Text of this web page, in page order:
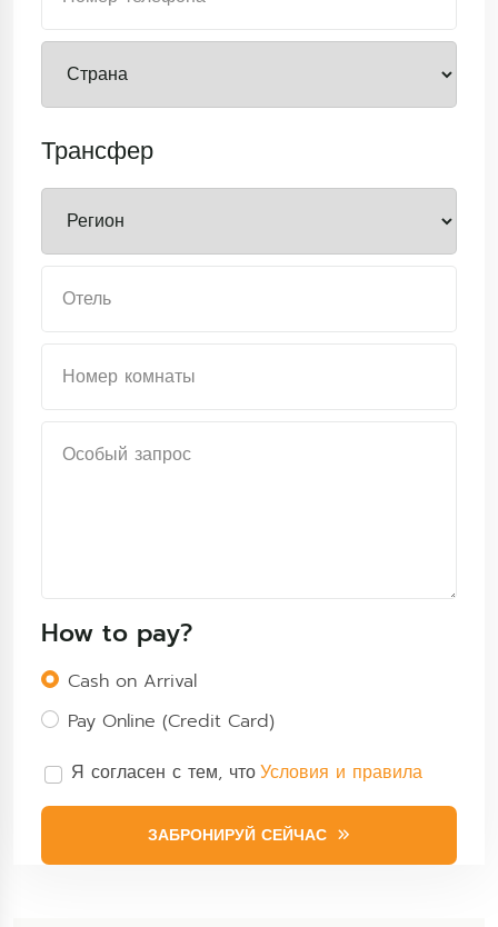
Трансфер
How to pay?
Cash on Arrival
Pay Online (Credit Card)
Я согласен с тем, чтоУсловия и правила
ЗАБРОНИРУЙ СЕЙЧАС